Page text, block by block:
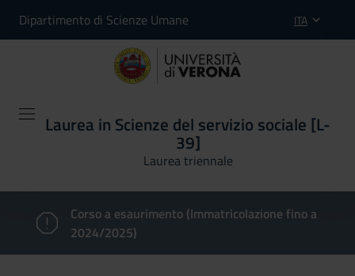
Dipartimento di Scienze Umane ITA
Laurea in Scienze del servizio sociale [L-
39]
Laurea triennale
Corso a esaurimento (Immatricolazione fino a
2024/2025)